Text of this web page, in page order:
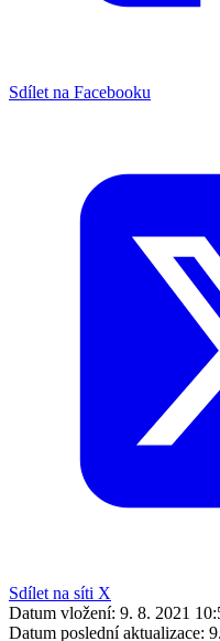
Sdílet na Facebooku
Sdílet na síti X
Datum vložení: 9. 8. 2021
Datum poslední aktualizace: